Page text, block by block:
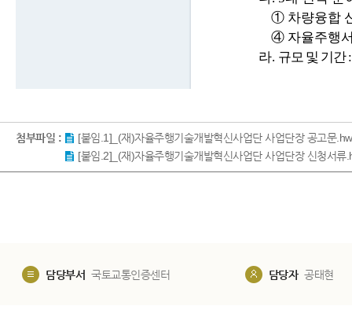
첨부파일 :
[붙임.1]_(재)자율주행기술개발혁신사업단 사업단장 공고문
[붙임.2]_(재)자율주행기술개발혁신사업단 사업단장 신청서류
담당부서 국토교통인증센터 담당자 공태현